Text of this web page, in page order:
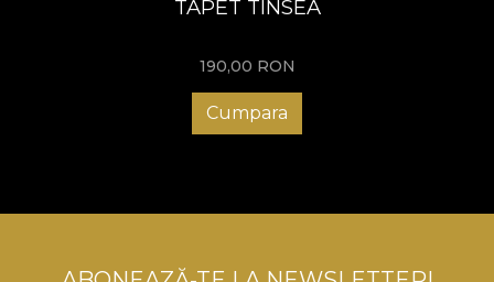
TAPET TINSEA
190,00 RON
Cumpara